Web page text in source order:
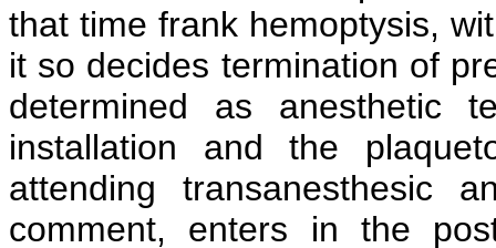
that time frank hemoptysis,
it so decides termination of
determined as anesthetic
installation and the
attending transanesthesic
comment, enters in the